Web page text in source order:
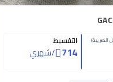
الضريبة) التقسيط
714
/شهري